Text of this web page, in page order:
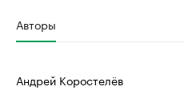
Авторы
Андрей Коростелёв